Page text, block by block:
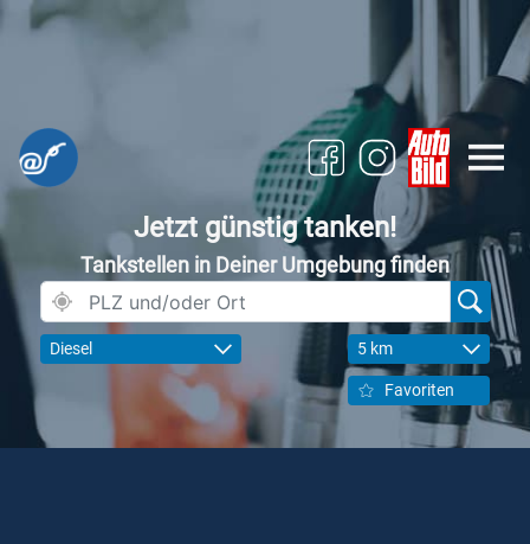
Jetzt günstig tanken!
Tankstellen in Deiner Umgebung finden
Diesel 5 km
Favoriten